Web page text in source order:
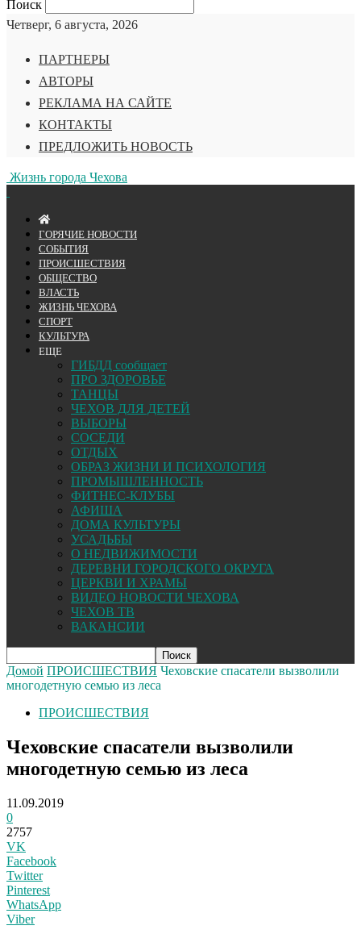
Поиск
Четверг, 6 августа, 2026
ПАРТНЕРЫ
АВТОРЫ
РЕКЛАМА НА САЙТЕ
КОНТАКТЫ
ПРЕДЛОЖИТЬ НОВОСТЬ
Жизнь города Чехова
ГОРЯЧИЕ НОВОСТИ
СОБЫТИЯ
ПРОИСШЕСТВИЯ
ОБЩЕСТВО
ВЛАСТЬ
ЖИЗНЬ ЧЕХОВА
СПОРТ
КУЛЬТУРА
ЕЩЕ
ГИБДД сообщает
ПРО ЗДОРОВЬЕ
ТАНЦЫ
ЧЕХОВ ДЛЯ ДЕТЕЙ
ВЫБОРЫ
СОСЕДИ
ОТДЫХ
ОБРАЗ ЖИЗНИ И ПСИХОЛОГИЯ
ПРОМЫШЛЕННОСТЬ
ФИТНЕС-КЛУБЫ
АФИША
ДОМА КУЛЬТУРЫ
УСАДЬБЫ
О НЕДВИЖИМОСТИ
ДЕРЕВНИ ГОРОДСКОГО ОКРУГА
ЦЕРКВИ И ХРАМЫ
ВИДЕО НОВОСТИ ЧЕХОВА
ЧЕХОВ ТВ
ВАКАНСИИ
Домой ПРОИСШЕСТВИЯ Чеховские спасатели вызволили
многодетную семью из леса
ПРОИСШЕСТВИЯ
Чеховские спасатели вызволили
многодетную семью из леса
11.09.2019
0
2757
VK
Facebook
Twitter
Pinterest
WhatsApp
Viber